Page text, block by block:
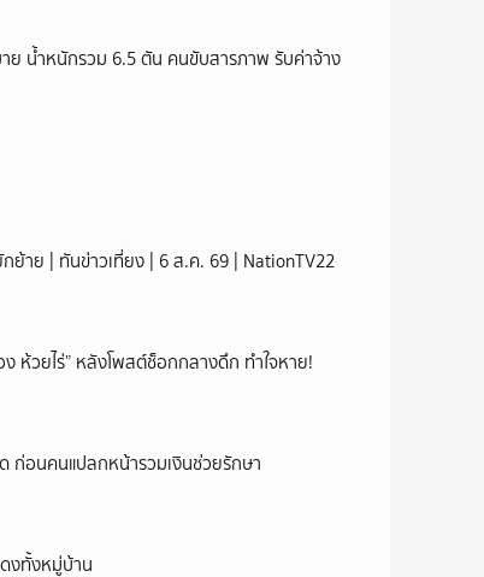
ย น้ำหนักรวม 6.5 ตัน คนขับสารภาพ รับค่าจ้าง
าย | ทันข่าวเที่ยง | 6 ส.ค. 69 | NationTV22
ห้วยไร่” หลังโพสต์ช็อกกลางดึก ทำใจหาย!
ก่อนคนแปลกหน้ารวมเงินช่วยรักษา
งทั้งหมู่บ้าน